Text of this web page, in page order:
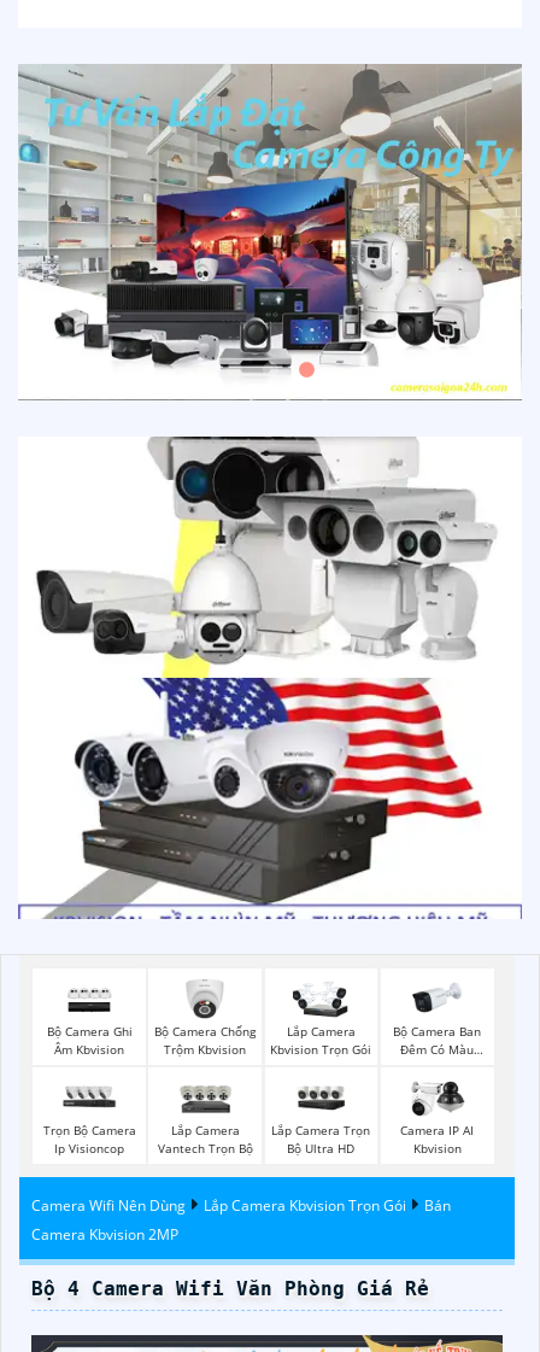
Bộ Camera Ghi
Âm Kbvision
Bộ Camera Chống
Trộm Kbvision
Lắp Camera
Kbvision Trọn Gói
Bộ Camera Ban
Đêm Có Màu
Trọn Bộ Camera
Ip Visioncop
Lắp Camera
Vantech Trọn Bộ
Lắp Camera Trọn
Bộ Ultra HD
Camera IP AI
Kbvision
Camera Wifi Nên Dùng Lắp Camera Kbvision Trọn Gói
Bán
Camera Kbvision 2MP
Bộ 4 Camera Wifi Văn Phòng Giá Rẻ